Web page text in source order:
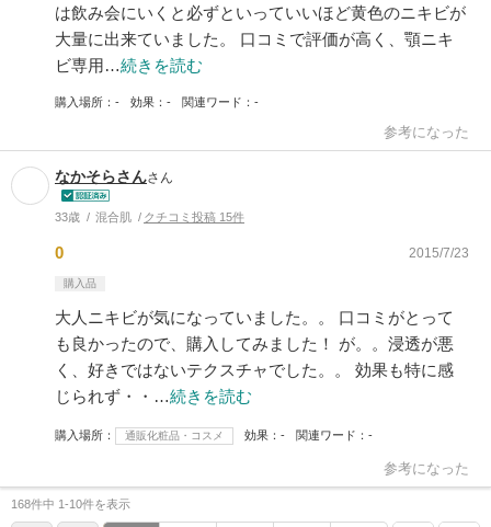
は飲み会にいくと必ずといっていいほど黄色のニキビが
大量に出来ていました。 口コミで評価が高く、顎ニキ
ビ専用…続きを読む
購入場所 - 効果 - 関連ワード -
参考になった
なかそらさんさん
33歳 混合肌 クチコミ投稿 15件
0 2015/7/23
購入品
大人ニキビが気になっていました。。 口コミがとって
も良かったので、購入してみました！ が。。浸透が悪
く、好きではないテクスチャでした。。 効果も特に感
じられず・・…続きを読む
購入場所 通販化粧品・コスメ 効果 - 関連ワード -
参考になった
168件中 1-10件を表示